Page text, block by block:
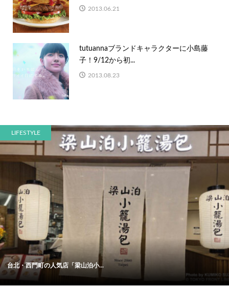
2013.06.21
tutuannaブランドキャラクターに小島藤
子！9/12から初...
2013.08.23
LIFESTYLE
台北・西門町の人気店「梁山泊小...